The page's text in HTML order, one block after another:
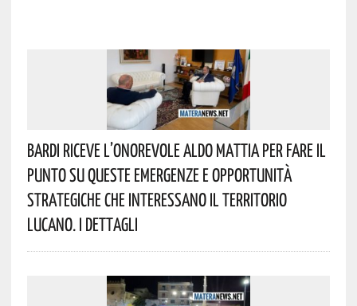
Bardi Riceve L’onorevole Aldo Mattia Per Fare Il
Punto Su Queste Emergenze E Opportunità
Strategiche Che Interessano Il Territorio
Lucano. I Dettagli